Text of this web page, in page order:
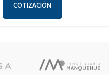
COTIZACIÓN